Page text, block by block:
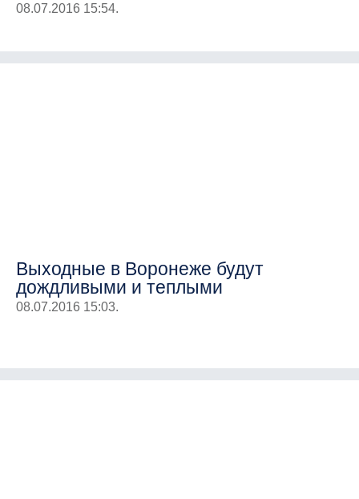
08.07.2016 15:54.
Выходные в Воронеже будут
дождливыми и теплыми
08.07.2016 15:03.